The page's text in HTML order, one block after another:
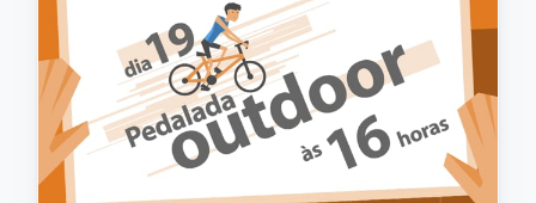
PRODUTO/SERVIÇO
INSTITUCIONAL